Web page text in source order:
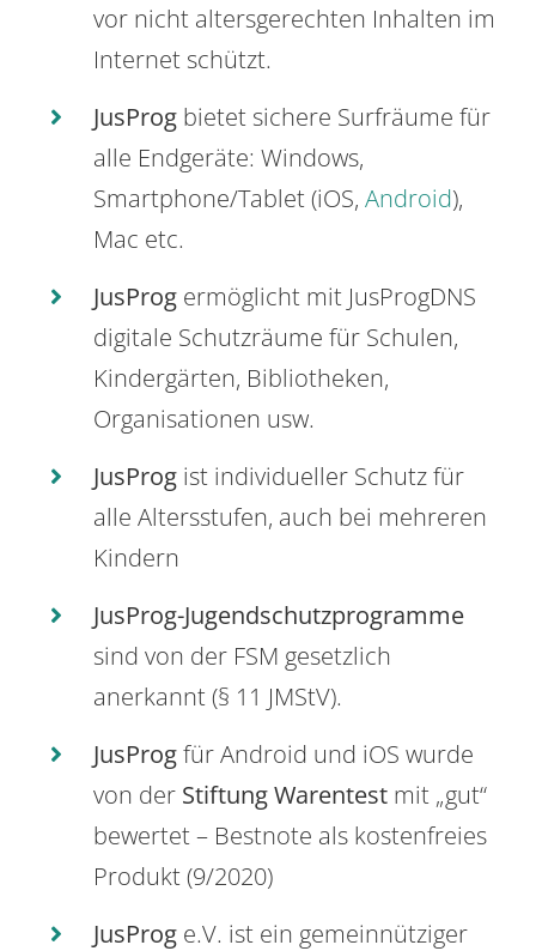
vor nicht altersgerechten Inhalten im
Internet schützt.
JusProg bietet sichere Surfräume für
alle Endgeräte: Windows,
Smartphone/Tablet (iOS, Android),
Mac etc.
JusProg ermöglicht mit JusProgDNS
digitale Schutzräume für Schulen,
Kindergärten, Bibliotheken,
Organisationen usw.
JusProg ist individueller Schutz für
alle Altersstufen, auch bei mehreren
Kindern
JusProg-Jugendschutzprogramme
sind von der FSM gesetzlich
anerkannt (§ 11 JMStV).
JusProgfür Android und iOS wurde
von der Stiftung Warentest mit „gut“
bewertet – Bestnote als kostenfreies
Produkt (9/2020)
JusProg e.V. ist ein gemeinnütziger